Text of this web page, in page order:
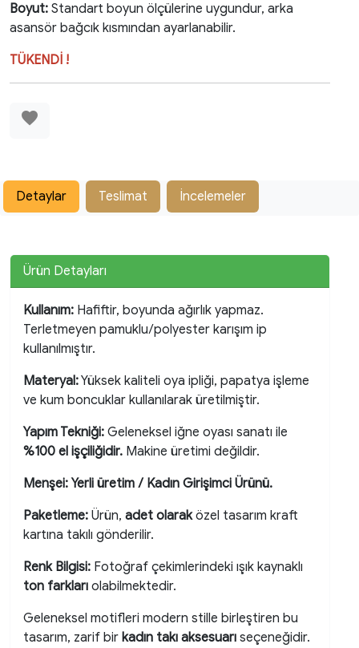
Boyut: Standart boyun ölçülerine uygundur, arka
asansör bağcık kısmından ayarlanabilir.
TÜKENDİ !
favorite
Detaylar Teslimat İncelemeler
Ürün Detayları
Kullanım: Hafiftir, boyunda ağırlık yapmaz.
Terletmeyen pamuklu/polyester karışım ip
kullanılmıştır.
Materyal:Yüksek kaliteli oya ipliği, papatya işleme
ve kum boncuklar kullanılarak üretilmiştir.
Yapım Tekniği: Geleneksel iğne oyası sanatı ile
%100 el işçiliğidir. Makine üretimi değildir.
Menşei: Yerli üretim / Kadın Girişimci Ürünü.
Paketleme: Ürün, adet olaraközel tasarım kraft
kartına takılı gönderilir.
Renk Bilgisi: Fotoğraf çekimlerindeki ışık kaynaklı
ton farkları olabilmektedir.
Geleneksel motifleri modern stille birleştiren bu
tasarım, zarif bir kadın takı aksesuarı seçeneğidir.